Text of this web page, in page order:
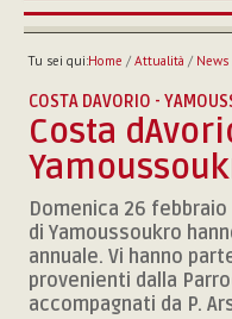
HOME
FAMIGLIA
MISSIONE
NEF
MEDIATECA
P. AUGUSTO
Tu sei qui:Home / Attualità / News
COSTA DAVORIO -
Costa
Domenica 26
di Yamoussoukro
annuale. Vi hanno
provenienti dalla
accompagnati da P.